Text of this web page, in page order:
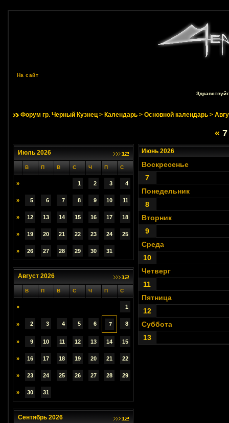
На сайт
Форум гр. Черный Кузнец> Календарь> Основной календарь>
«
Июль 2026
В П В С Ч П С
» 1 2 3 4
» 5 6 7 8 9 10 11
» 12 13 14 15 16 17 18
» 19 20 21 22 23 24 25
» 26 27 28 29 30 31
Август 2026
В П В С Ч П С
» 1
» 2 3 4 5 6 7 8
» 9 10 11 12 13 14 15
» 16 17 18 19 20 21 22
» 23 24 25 26 27 28 29
» 30 31
Сентябрь 2026
Июнь 2026
Воскресенье
7
Понедельник
8
Вторник
9
Среда
10
Четверг
11
Пятница
12
Суббота
13